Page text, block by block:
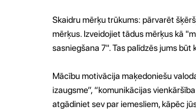
Skaidru mērķu trūkums: pārvarēt
mērķus. Izveidojiet tādus mērķus kā
sasniegšana 7". Tas palīdzēs jums
Mācību motivācija maķedoniešu
izaugsme”, “komunikācijas
atgādiniet sev par iemesliem, kāpēc